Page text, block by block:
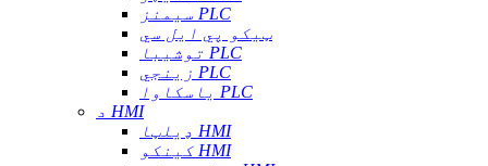
سیمنز PLC
ټیکو پي ایل سي
توشیبا PLC
زینجي PLC
یاسکاوا PLC
د HMI
ډیلټا HMI
کینکو HMI